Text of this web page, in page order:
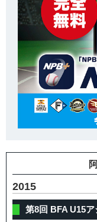
2015
第8回 BFA U15